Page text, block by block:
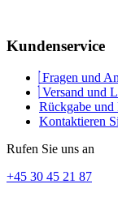
Kundenservice
Fragen und
Versand und
Rückgabe und
Kontaktieren
Rufen Sie uns an
+45 30 45 21 87